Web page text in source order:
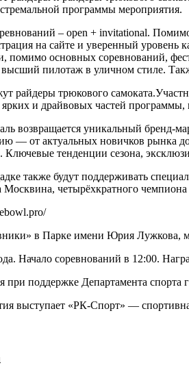
программы мероприятия.
– open + invitational.
на сайте и уверенный
помимо основных соревнований,
пилотаж в уличном стиле.
райдеры трюкового
и драйвовых частей программы,
возвращается уникальный бренд-
— от актуальных новичков рынка
тенденции сезона,
также будут поддерживать
четырёхкратного
в Парке имени Юрия Лужкова,
Начало соревнований в 12:00.
при поддержке Департамента
выступает «РК-Спорт» —